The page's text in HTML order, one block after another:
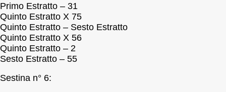
Primo Estratto – 31
Quinto Estratto X 75
Quinto Estratto – Sesto Estratto
Quinto Estratto X 56
Quinto Estratto – 2
Sesto Estratto – 55
Sestina n° 6: